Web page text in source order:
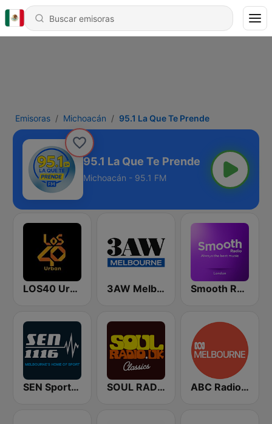
Emisoras Michoacán 95.1 La Que Te Prende
95.1 La Que Te Prende
Michoacán - 95.1 FM
LOS40 Urban 3AW Melbourne Smooth Radio London
SEN Sports 1116 AM SOUL RADIO Only Classic Soul ABC Radio Melbourne